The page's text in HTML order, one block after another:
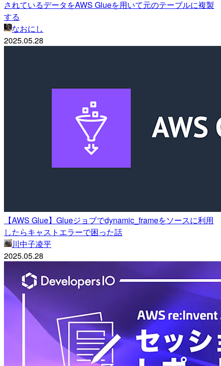
されているデータをAWS Glueを用いて元のテーブルに複製
する
なおにし
2025.05.28
【AWS Glue】Glueジョブでdynamic_frameをソースに利用
したらキャストエラーで困った話
川中子凌平
2025.05.28